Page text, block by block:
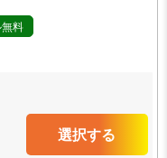
料
選択する